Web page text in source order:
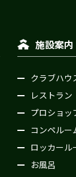
施設案内
クラブハウ
レストラン
プロショッ
コンペルー
ロッカール
お風呂